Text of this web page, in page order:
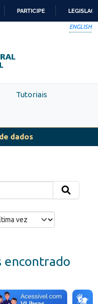
PARTICIPE
ENGLISH
Tutoriais
dados
encontrado